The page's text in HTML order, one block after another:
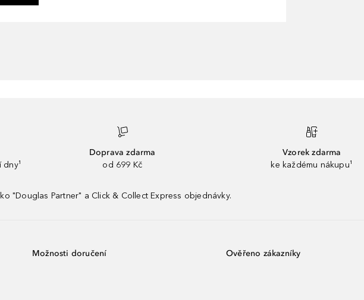
Doprava zdarma
od 699 Kč
Vzorek zdarma
ke každému nákupu¹
"Douglas Partner" a Click & Collect Express objednávky.
Možnosti doručení Ověřeno zákazníky